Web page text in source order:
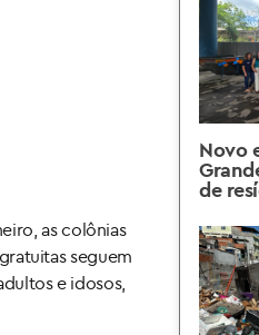
as colônias
seguem
e idosos,
Novo
de